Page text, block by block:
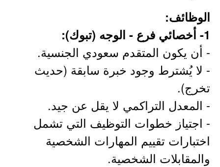
الوظائف:
1- أخصائي فرع - الوجه (تبوك):
- أن يكون المتقدم سعودي الجنسية.
- لا يُشترط وجود خبرة سابقة (حديث
تخرج).
- المعدل التراكمي لا يقل عن جيد.
- اجتياز خطوات التوظيف التي تشمل
اختبارات تقييم المهارات الشخصية
والمقابلات الشخصية.